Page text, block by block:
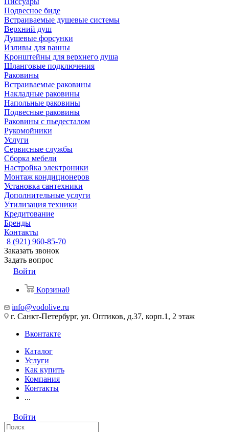
Подвесное биде
Встраиваемые душевые системы
Верхний душ
Душевые форсунки
Изливы для ванны
Кронштейны для верхнего душа
Шланговые подключения
Раковины
Встраиваемые раковины
Накладные раковины
Напольные раковины
Подвесные раковины
Раковины с пьедесталом
Рукомойники
Услуги
Сервисные службы
Сборка мебели
Настройка электроники
Монтаж кондиционеров
Установка сантехники
Дополнительные услуги
Утилизация техники
Кредитование
Бренды
Контакты
8 (921) 960-85-70
Заказать звонок
Задать вопрос
Войти
Корзина0
info@vodolive.ru
г. Санкт-Петербург, ул. Оптиков, д.37, корп.1, 2 этаж
Вконтакте
Каталог
Услуги
Как купить
Компания
Контакты
...
Войти